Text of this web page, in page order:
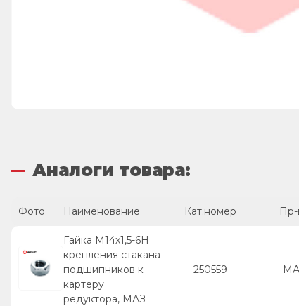
Аналоги товара:
Фото Наименование Кат.номер Пр-
Гайка М14х1,5-6Н
крепления стакана
подшипников к
картеру
редуктора, МАЗ
250559